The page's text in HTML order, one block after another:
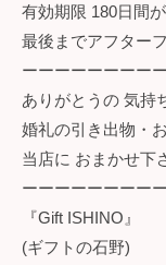
有効期限 180日間が
最後までアフター
ーーーーーーーーー
ありがとうの 気持
婚礼の引き出物・
当店に おまかせ下
ーーーーーーーーー
『Gift ISHINO』
(ギフトの石野)